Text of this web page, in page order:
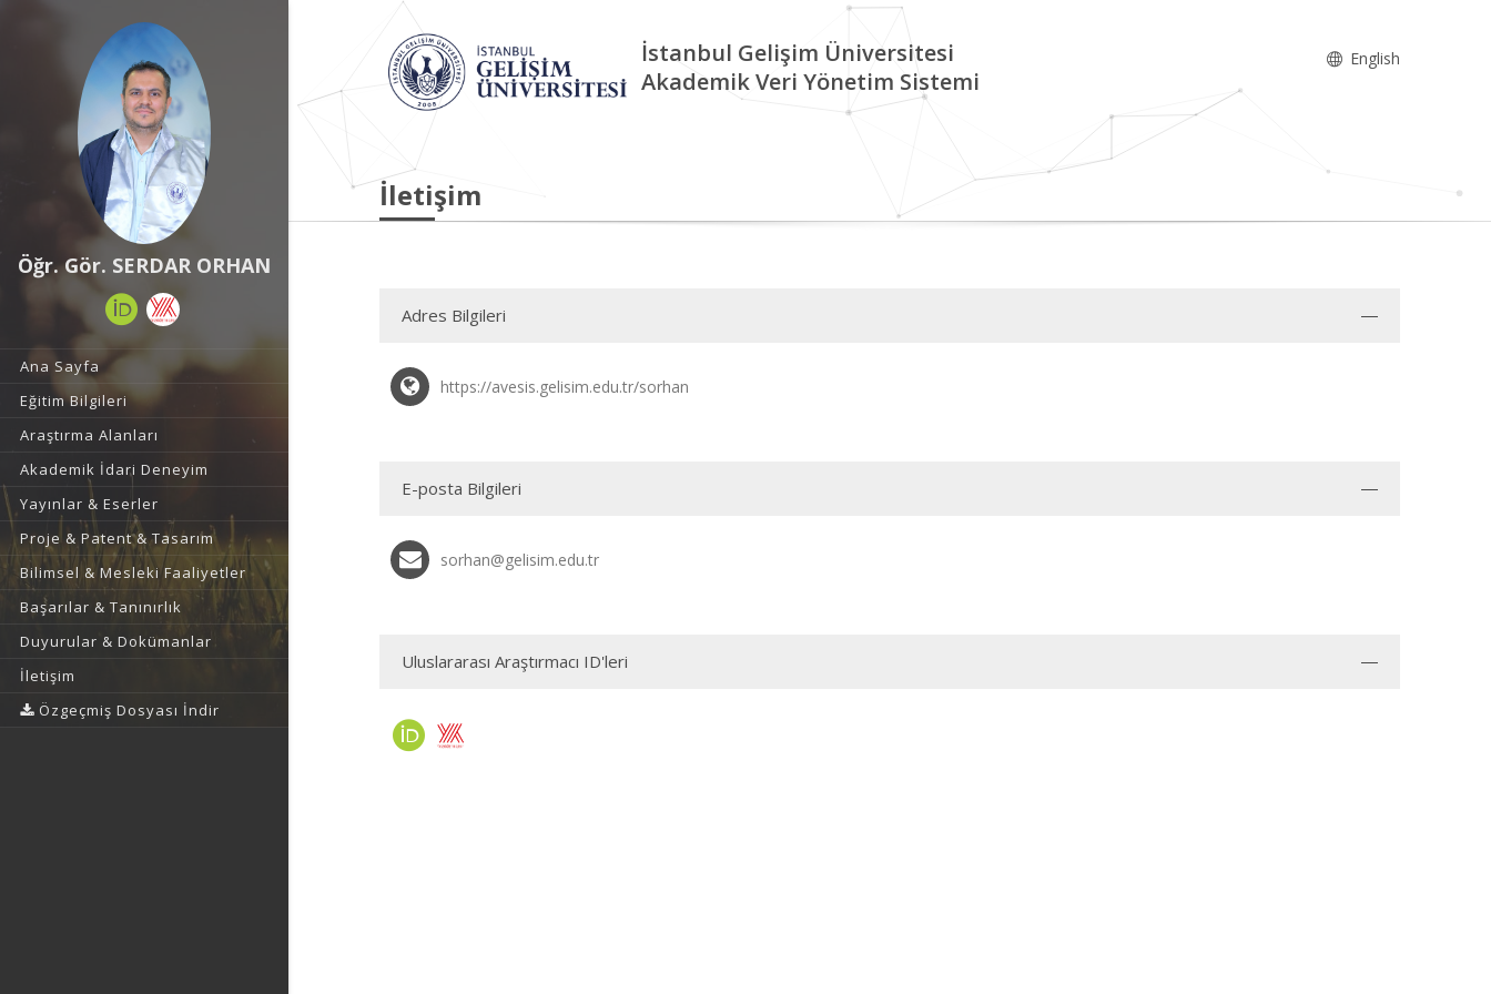
Öğr. Gör. SERDAR ORHAN
Ana Sayfa
Eğitim Bilgileri
Araştırma Alanları
Akademik İdari Deneyim
Yayınlar & Eserler
Proje & Patent & Tasarım
Bilimsel & Mesleki Faaliyetler
Başarılar & Tanınırlık
Duyurular & Dokümanlar
İletişim
Özgeçmiş Dosyası İndir
İstanbul Gelişim Üniversitesi
Akademik Veri Yönetim Sistemi
English
İletişim
Adres Bilgileri
https://avesis.gelisim.edu.tr/sorhan
E-posta Bilgileri
sorhan@gelisim.edu.tr
Uluslararası Araştırmacı ID'leri